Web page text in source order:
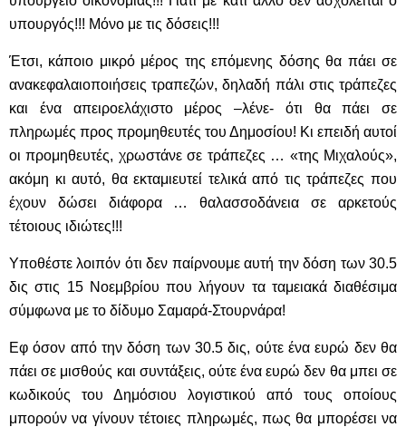
υπουργός!!! Μόνο με τις δόσεις!!!
Έτσι, κάποιο μικρό μέρος της επόμενης δόσης θα πάει σε
ανακεφαλαιοποιήσεις τραπεζών, δηλαδή πάλι στις τράπεζες
και ένα απειροελάχιστο μέρος –λένε- ότι θα πάει σε
πληρωμές προς προμηθευτές του Δημοσίου! Κι επειδή αυτοί
οι προμηθευτές, χρωστάνε σε τράπεζες … «της Μιχαλούς»,
ακόμη κι αυτό, θα εκταμιευτεί τελικά από τις τράπεζες που
έχουν δώσει διάφορα … θαλασσοδάνεια σε αρκετούς
τέτοιους ιδιώτες!!!
Υποθέστε λοιπόν ότι δεν παίρνουμε αυτή την δόση των 30.5
δις στις 15 Νοεμβρίου που λήγουν τα ταμειακά διαθέσιμα
σύμφωνα με το δίδυμο Σαμαρά-Στουρνάρα!
Εφ όσον από την δόση των 30.5 δις, ούτε ένα ευρώ δεν θα
πάει σε μισθούς και συντάξεις, ούτε ένα ευρώ δεν θα μπει σε
κωδικούς του Δημόσιου λογιστικού από τους οποίους
μπορούν να γίνουν τέτοιες πληρωμές, πως θα μπορέσει να